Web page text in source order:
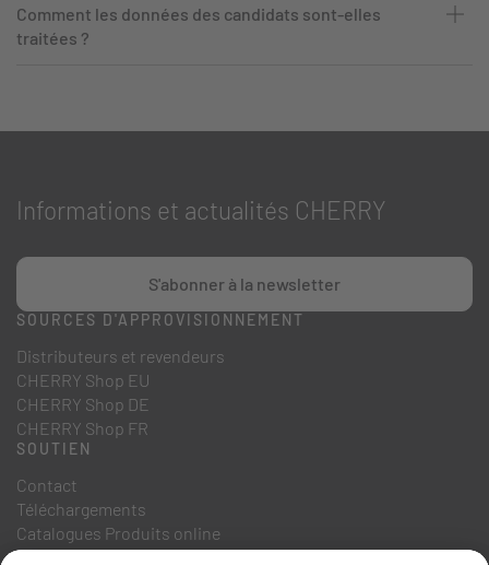
Comment les données des candidats sont-elles
traitées ?
Informations et actualités CHERRY
S'abonner à la newsletter
SOURCES D'APPROVISIONNEMENT
Distributeurs et revendeurs
CHERRY Shop EU
CHERRY Shop DE
CHERRY Shop FR
SOUTIEN
Contact
Téléchargements
Catalogues Produits online
FAQ